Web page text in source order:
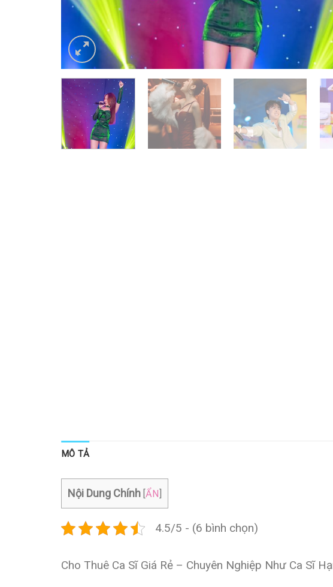
MÔ TẢ
Nội Dung Chính ẨN
4.5/5 - (6 bình chọn)
Cho Thuê Ca Sĩ Giá Rẻ – Chuyên Nghiệp Như Ca Sĩ